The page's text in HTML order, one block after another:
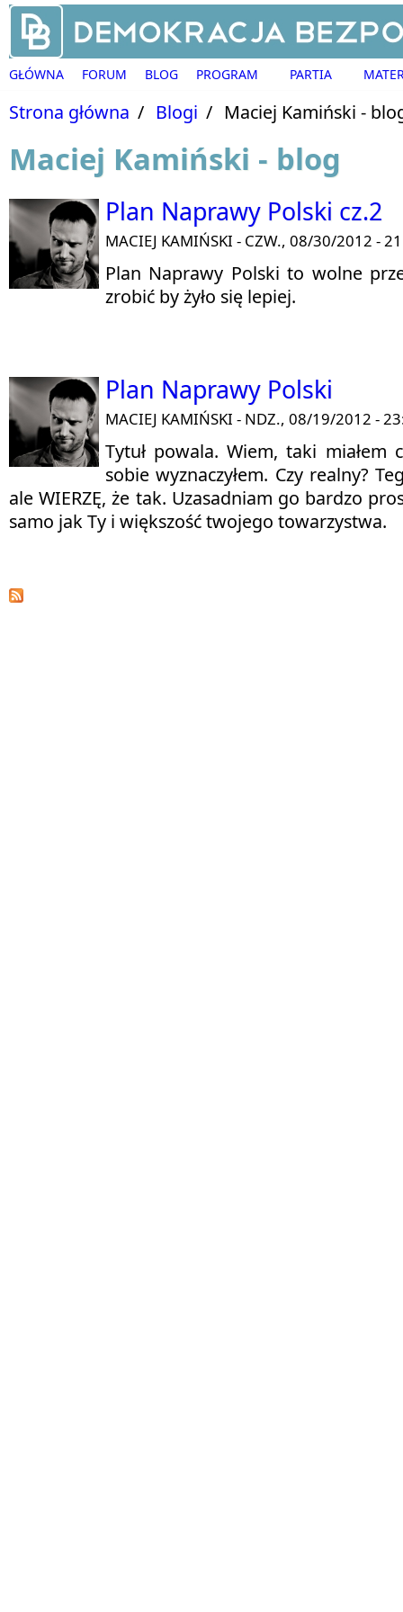
Przejdź do treści
GŁÓWNA FORUM BLOG PROGRAM PARTIA
Strona główna / Blogi / Maciej Kamiński -
Maciej Kamiński - blog
Plan Naprawy Polski cz.2
MACIEJ KAMIŃSKI - CZW., 08/30/2012 -
Plan Naprawy Polski to wolne
zrobić by żyło się lepiej.
Plan Naprawy Polski
MACIEJ KAMIŃSKI - NDZ., 08/19/2012 -
Tytuł powala. Wiem, taki miałem
sobie wyznaczyłem. Czy realny?
ale WIERZĘ, że tak. Uzasadniam go bardzo
samo jak Ty i większość twojego towarzystwa.